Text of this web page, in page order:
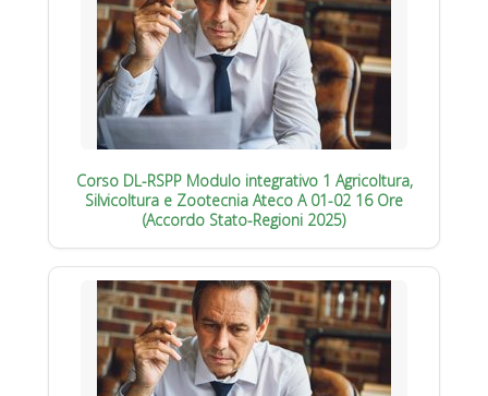
Corso DL-RSPP Modulo integrativo 1 Agricoltura,
Silvicoltura e Zootecnia Ateco A 01-02 16 Ore
(Accordo Stato-Regioni 2025)